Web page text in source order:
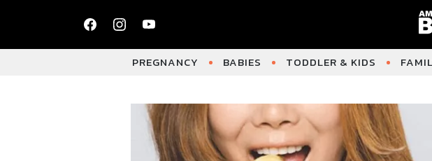
PREGNANCY BABIES TODDLER & KIDS